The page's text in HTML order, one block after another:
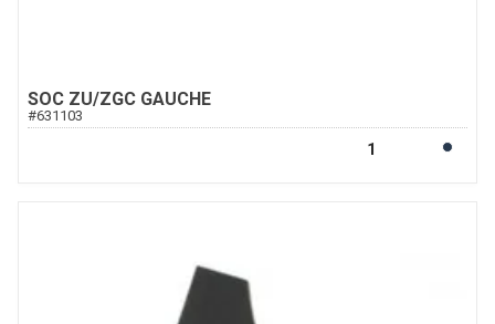
SOC ZU/ZGC GAUCHE
#631103